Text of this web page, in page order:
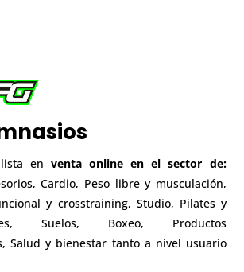
en venta online en el sector de:
Cardio, Peso libre y musculación,
y crosstraining, Studio, Pilates y
Suelos, Boxeo, Productos
Salud y bienestar tanto a nivel usuario